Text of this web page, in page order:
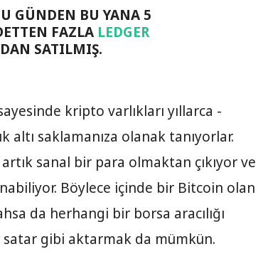
GÜNDEN BU YANA 5
FAZLA LEDGER
SATILMIŞ.
kripto varlıkları yıllarca -
altı saklamanıza olanak tanıyorlar.
sanal bir para olmaktan çıkıyor ve
Böylece içinde bir Bitcoin olan
da herhangi bir borsa aracılığı
satar gibi aktarmak da mümkün.